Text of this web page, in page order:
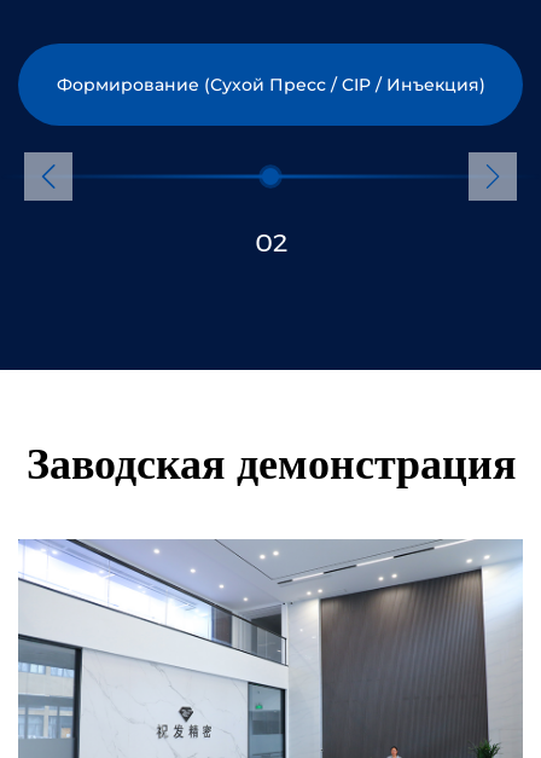
Формирование (сухой Пресс / CIP / Инъекция)
02
Заводская демонстрация